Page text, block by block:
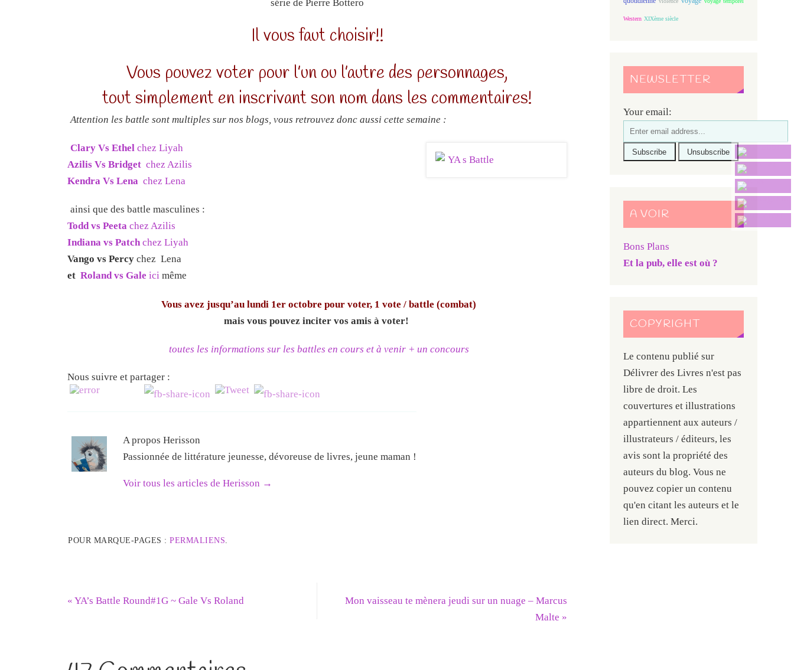
série de Pierre Bottero
Il vous faut choisir!!
Vous pouvez voter pour l’un ou l’autre des personnages,
tout simplement en inscrivant son nom dans les commentaires!
Attention les battle sont multiples sur nos blogs, vous retrouvez donc aussi cette semaine :
Clary Vs Ethel chez Liyah
Azilis Vs Bridget chez Azilis
Kendra Vs Lena chez Lena
ainsi que des battle masculines :
Todd vs Peeta chez Azilis
Indiana vs Patch chez Liyah
Vango vs Percy chez Lena
et Roland vs Gale ici même
Vous avez jusqu’au lundi 1er octobre pour voter, 1 vote / battle (combat)
mais vous pouvez inciter vos amis à voter!
toutes les informations sur les battles en cours et à venir + un concours
Nous suivre et partager :
A propos Herisson
Passionnée de littérature jeunesse, dévoreuse de livres, jeune maman !
Voir tous les articles de Herisson →
POUR MARQUE-PAGES : PERMALIENS
« YA’s Battle Round#1G ~ Gale Vs Roland
Mon vaisseau te mènera jeudi sur un nuage – Marcus
Malte »
Western XIXème siècle
NEWSLETTER
Your email:
A VOIR
Bons Plans
Et la pub, elle est où ?
COPYRIGHT
Le contenu publié sur
Délivrer des Livres n'est pas
libre de droit. Les
couvertures et illustrations
appartiennent aux auteurs /
illustrateurs / éditeurs, les
avis sont la propriété des
auteurs du blog. Vous ne
pouvez copier un contenu
qu'en citant les auteurs et le
lien direct. Merci.